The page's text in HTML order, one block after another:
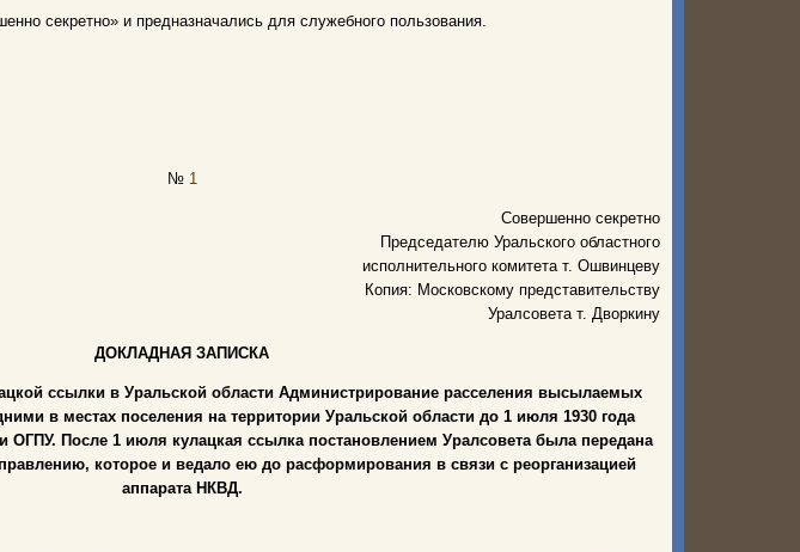
секретно» и предназначались для служебного пользования.
№ 1
Совершенно секретно
Председателю Уральского областного
исполнительного комитета т. Ошвинцеву
Копия: Московскому представительству
Уралсовета т. Дворкину
ДОКЛАДНАЯ ЗАПИСКА
ссылки в Уральской области Администрирование расселения высылаемых
в местах поселения на территории Уральской области до 1 июля 1930 года
ОГПУ. После 1 июля кулацкая ссылка постановлением Уралсовета была передана
которое и ведало ею до расформирования в связи с реорганизацией
аппарата НКВД.